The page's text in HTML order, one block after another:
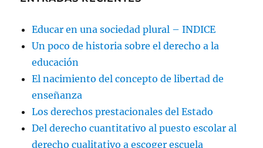
Educar en una sociedad plural – INDICE
Un poco de historia sobre el derecho a la
educación
El nacimiento del concepto de libertad de
enseñanza
Los derechos prestacionales del Estado
Del derecho cuantitativo al puesto escolar al
derecho cualitativo a escoger escuela